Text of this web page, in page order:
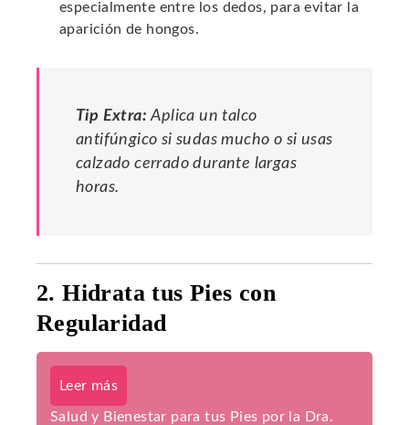
especialmente entre los dedos, para evitar la
aparición de hongos.
Tip Extra: Aplica un talco
antifúngico si sudas mucho o si usas
calzado cerrado durante largas
horas.
2. Hidrata tus Pies con
Regularidad
Leer más
Salud y Bienestar para tus Pies por la Dra.